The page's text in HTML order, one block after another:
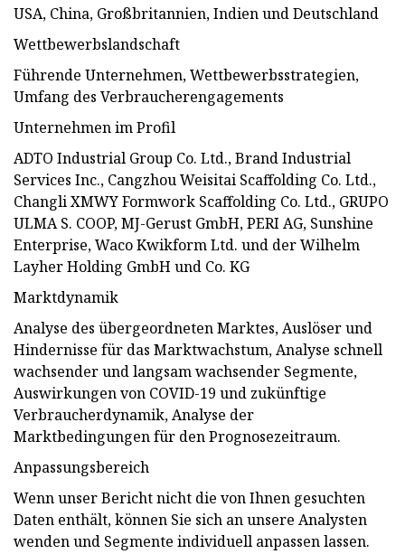
USA, China, Großbritannien, Indien und Deutschland
Wettbewerbslandschaft
Führende Unternehmen, Wettbewerbsstrategien,
Umfang des Verbraucherengagements
Unternehmen im Profil
ADTO Industrial Group Co. Ltd., Brand Industrial
Services Inc., Cangzhou Weisitai Scaffolding Co. Ltd.,
Changli XMWY Formwork Scaffolding Co. Ltd., GRUPO
ULMA S. COOP, MJ-Gerust GmbH, PERI AG, Sunshine
Enterprise, Waco Kwikform Ltd. und der Wilhelm
Layher Holding GmbH und Co. KG
Marktdynamik
Analyse des übergeordneten Marktes, Auslöser und
Hindernisse für das Marktwachstum, Analyse schnell
wachsender und langsam wachsender Segmente,
Auswirkungen von COVID-19 und zukünftige
Verbraucherdynamik, Analyse der
Marktbedingungen für den Prognosezeitraum.
Anpassungsbereich
Wenn unser Bericht nicht die von Ihnen gesuchten
Daten enthält, können Sie sich an unsere Analysten
wenden und Segmente individuell anpassen lassen.